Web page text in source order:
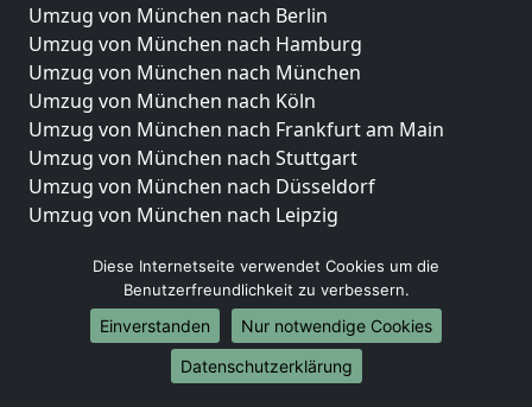
Umzug von München nach Berlin
Umzug von München nach Hamburg
Umzug von München nach München
Umzug von München nach Köln
Umzug von München nach Frankfurt am Main
Umzug von München nach Stuttgart
Umzug von München nach Düsseldorf
Umzug von München nach Leipzig
Umzug von München nach Essen
Umzug von München nach Bremen
Umzug von München nach Dresden
Umzug von München nach Hannover
Umzug von München nach Nürnberg
Diese Internetseite verwendet Cookies um die
Benutzerfreundlichkeit zu verbessern.
Einverstanden
Nur notwendige Cookies
Datenschutzerklärung